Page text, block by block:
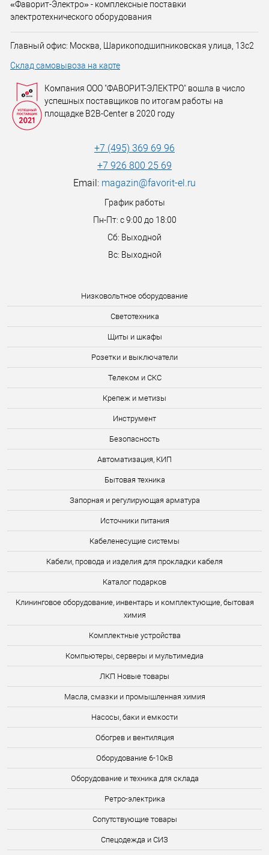
Низковольтное оборудование
Светотехника
Щиты и шкафы
Розетки и выключатели
Телеком и СКС
Крепеж и метизы
Инструмент
Безопасность
Автоматизация, КИП
Бытовая техника
Запорная и регулирующая арматура
Источники питания
Кабеленесущие системы
Кабели, провода и изделия для прокладки кабеля
Каталог подарков
Клининговое оборудование, инвентарь и комплектующие, бытовая
химия
Комплектные устройства
Компьютеры, серверы и мультимедиа
ЛКП Новые товары
Масла, смазки и промышленная химия
Насосы, баки и емкости
Обогрев и вентиляция
Оборудование 6-10кВ
Оборудование и техника для склада
Ретро-электрика
Сопутствующие товары
Спецодежда и СИЗ
«Фаворит-Электро» - комплексные поставки
электротехнического оборудования
Главный офис: Москва, Шарикоподшипниковская улица, 13с2
Склад самовывоза на карте
Компания ООО "ФАВОРИТ-ЭЛЕКТРО" вошла в число
успешных поставщиков по итогам работы на
площадке B2B-Center в 2020 году
+7 (495) 369 69 96
+7 926 800 25 69
Email: magazin@favorit-el.ru
График работы
Пн-Пт: с 9:00 до 18:00
Сб: Выходной
Вс: Выходной